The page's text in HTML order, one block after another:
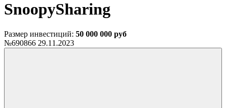
SnoopySharing
Размер инвестиций: 50 000 000 руб
№690866 29.11.2023